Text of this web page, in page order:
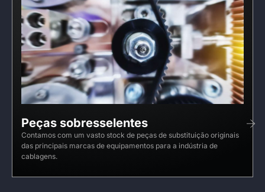
Peças sobresselentes
Contamos com um vasto stock de peças de substituição originais
das principais marcas de equipamentos para a indústria de
cablagens.